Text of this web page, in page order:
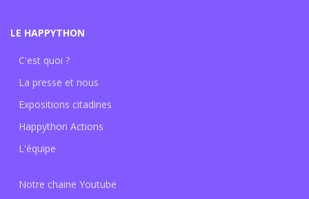
LE HAPPYTHON
C'est quoi ?
La presse et nous
Expositions citadines
Happython Actions
L'équipe
Notre chaine Youtube